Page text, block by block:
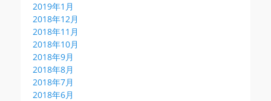
2019年1月
2018年12月
2018年11月
2018年10月
2018年9月
2018年8月
2018年7月
2018年6月